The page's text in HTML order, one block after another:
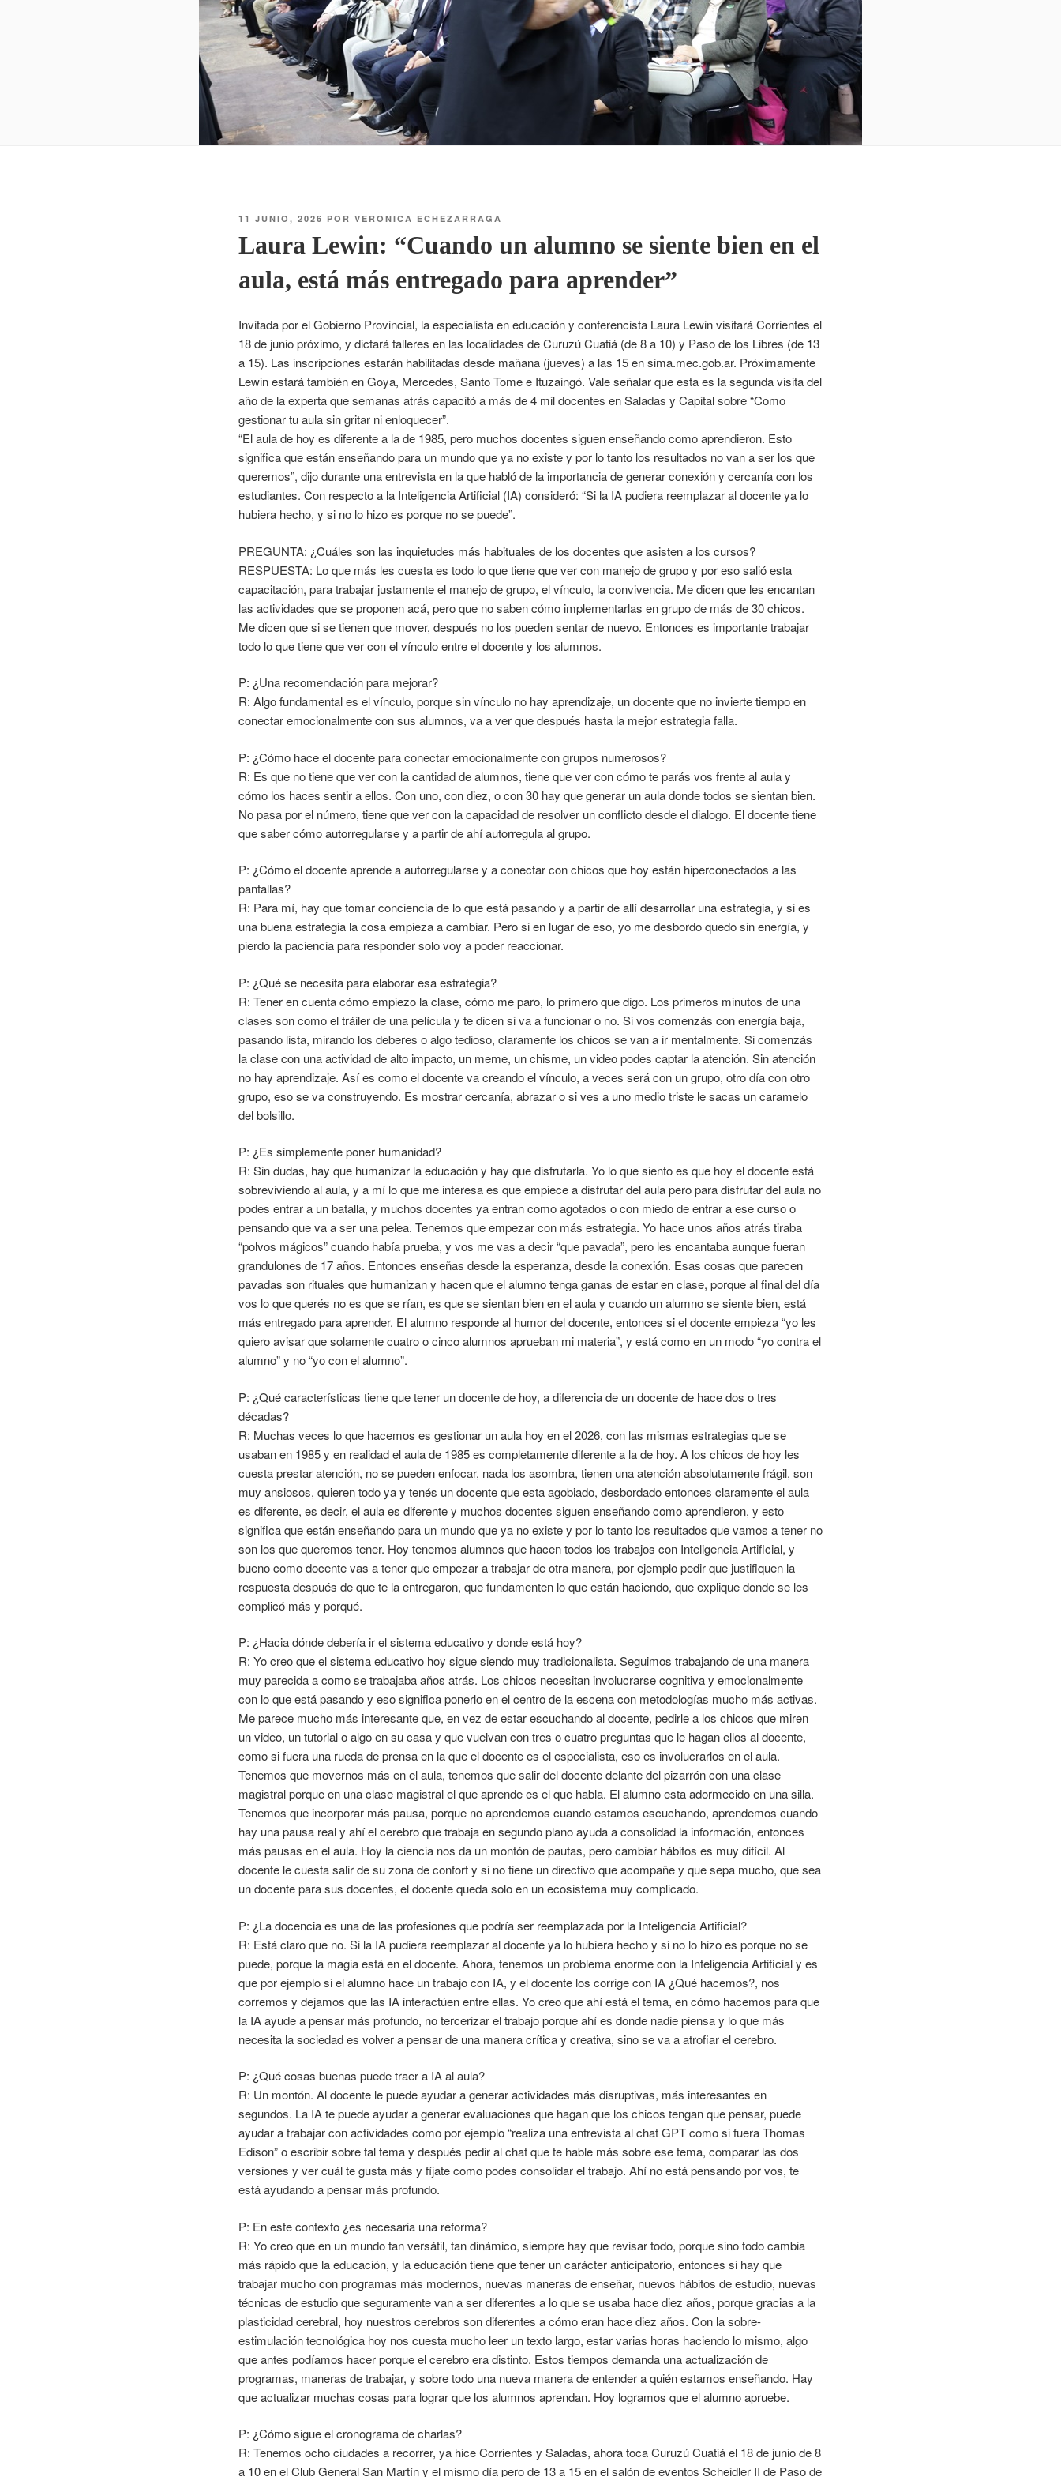
11 JUNIO, 2026 POR VERONICA ECHEZARRAGA
Laura Lewin: “Cuando un alumno se siente bien en el
aula, está más entregado para aprender”
Invitada por el Gobierno Provincial, la especialista en educación y conferencista Laura Lewin visitará Corrientes el
18 de junio próximo, y dictará talleres en las localidades de Curuzú Cuatiá (de 8 a 10) y Paso de los Libres (de 13
a 15). Las inscripciones estarán habilitadas desde mañana (jueves) a las 15 en sima.mec.gob.ar. Próximamente
Lewin estará también en Goya, Mercedes, Santo Tome e Ituzaingó. Vale señalar que esta es la segunda visita del
año de la experta que semanas atrás capacitó a más de 4 mil docentes en Saladas y Capital sobre “Como
gestionar tu aula sin gritar ni enloquecer”.
“El aula de hoy es diferente a la de 1985, pero muchos docentes siguen enseñando como aprendieron. Esto
significa que están enseñando para un mundo que ya no existe y por lo tanto los resultados no van a ser los que
queremos”, dijo durante una entrevista en la que habló de la importancia de generar conexión y cercanía con los
estudiantes. Con respecto a la Inteligencia Artificial (IA) consideró: “Si la IA pudiera reemplazar al docente ya lo
hubiera hecho, y si no lo hizo es porque no se puede”.
PREGUNTA: ¿Cuáles son las inquietudes más habituales de los docentes que asisten a los cursos?
RESPUESTA: Lo que más les cuesta es todo lo que tiene que ver con manejo de grupo y por eso salió esta
capacitación, para trabajar justamente el manejo de grupo, el vínculo, la convivencia. Me dicen que les encantan
las actividades que se proponen acá, pero que no saben cómo implementarlas en grupo de más de 30 chicos.
Me dicen que si se tienen que mover, después no los pueden sentar de nuevo. Entonces es importante trabajar
todo lo que tiene que ver con el vínculo entre el docente y los alumnos.
P: ¿Una recomendación para mejorar?
R: Algo fundamental es el vínculo, porque sin vínculo no hay aprendizaje, un docente que no invierte tiempo en
conectar emocionalmente con sus alumnos, va a ver que después hasta la mejor estrategia falla.
P: ¿Cómo hace el docente para conectar emocionalmente con grupos numerosos?
R: Es que no tiene que ver con la cantidad de alumnos, tiene que ver con cómo te parás vos frente al aula y
cómo los haces sentir a ellos. Con uno, con diez, o con 30 hay que generar un aula donde todos se sientan bien.
No pasa por el número, tiene que ver con la capacidad de resolver un conflicto desde el dialogo. El docente tiene
que saber cómo autorregularse y a partir de ahí autorregula al grupo.
P: ¿Cómo el docente aprende a autorregularse y a conectar con chicos que hoy están hiperconectados a las
pantallas?
R: Para mí, hay que tomar conciencia de lo que está pasando y a partir de allí desarrollar una estrategia, y si es
una buena estrategia la cosa empieza a cambiar. Pero si en lugar de eso, yo me desbordo quedo sin energía, y
pierdo la paciencia para responder solo voy a poder reaccionar.
P: ¿Qué se necesita para elaborar esa estrategia?
R: Tener en cuenta cómo empiezo la clase, cómo me paro, lo primero que digo. Los primeros minutos de una
clases son como el tráiler de una película y te dicen si va a funcionar o no. Si vos comenzás con energía baja,
pasando lista, mirando los deberes o algo tedioso, claramente los chicos se van a ir mentalmente. Si comenzás
la clase con una actividad de alto impacto, un meme, un chisme, un video podes captar la atención. Sin atención
no hay aprendizaje. Así es como el docente va creando el vínculo, a veces será con un grupo, otro día con otro
grupo, eso se va construyendo. Es mostrar cercanía, abrazar o si ves a uno medio triste le sacas un caramelo
del bolsillo.
P: ¿Es simplemente poner humanidad?
R: Sin dudas, hay que humanizar la educación y hay que disfrutarla. Yo lo que siento es que hoy el docente está
sobreviviendo al aula, y a mí lo que me interesa es que empiece a disfrutar del aula pero para disfrutar del aula no
podes entrar a un batalla, y muchos docentes ya entran como agotados o con miedo de entrar a ese curso o
pensando que va a ser una pelea. Tenemos que empezar con más estrategia. Yo hace unos años atrás tiraba
“polvos mágicos” cuando había prueba, y vos me vas a decir “que pavada”, pero les encantaba aunque fueran
grandulones de 17 años. Entonces enseñas desde la esperanza, desde la conexión. Esas cosas que parecen
pavadas son rituales que humanizan y hacen que el alumno tenga ganas de estar en clase, porque al final del día
vos lo que querés no es que se rían, es que se sientan bien en el aula y cuando un alumno se siente bien, está
más entregado para aprender. El alumno responde al humor del docente, entonces si el docente empieza “yo les
quiero avisar que solamente cuatro o cinco alumnos aprueban mi materia”, y está como en un modo “yo contra el
alumno” y no “yo con el alumno”.
P: ¿Qué características tiene que tener un docente de hoy, a diferencia de un docente de hace dos o tres
décadas?
R: Muchas veces lo que hacemos es gestionar un aula hoy en el 2026, con las mismas estrategias que se
usaban en 1985 y en realidad el aula de 1985 es completamente diferente a la de hoy. A los chicos de hoy les
cuesta prestar atención, no se pueden enfocar, nada los asombra, tienen una atención absolutamente frágil, son
muy ansiosos, quieren todo ya y tenés un docente que esta agobiado, desbordado entonces claramente el aula
es diferente, es decir, el aula es diferente y muchos docentes siguen enseñando como aprendieron, y esto
significa que están enseñando para un mundo que ya no existe y por lo tanto los resultados que vamos a tener no
son los que queremos tener. Hoy tenemos alumnos que hacen todos los trabajos con Inteligencia Artificial, y
bueno como docente vas a tener que empezar a trabajar de otra manera, por ejemplo pedir que justifiquen la
respuesta después de que te la entregaron, que fundamenten lo que están haciendo, que explique donde se les
complicó más y porqué.
P: ¿Hacia dónde debería ir el sistema educativo y donde está hoy?
R: Yo creo que el sistema educativo hoy sigue siendo muy tradicionalista. Seguimos trabajando de una manera
muy parecida a como se trabajaba años atrás. Los chicos necesitan involucrarse cognitiva y emocionalmente
con lo que está pasando y eso significa ponerlo en el centro de la escena con metodologías mucho más activas.
Me parece mucho más interesante que, en vez de estar escuchando al docente, pedirle a los chicos que miren
un video, un tutorial o algo en su casa y que vuelvan con tres o cuatro preguntas que le hagan ellos al docente,
como si fuera una rueda de prensa en la que el docente es el especialista, eso es involucrarlos en el aula.
Tenemos que movernos más en el aula, tenemos que salir del docente delante del pizarrón con una clase
magistral porque en una clase magistral el que aprende es el que habla. El alumno esta adormecido en una silla.
Tenemos que incorporar más pausa, porque no aprendemos cuando estamos escuchando, aprendemos cuando
hay una pausa real y ahí el cerebro que trabaja en segundo plano ayuda a consolidad la información, entonces
más pausas en el aula. Hoy la ciencia nos da un montón de pautas, pero cambiar hábitos es muy difícil. Al
docente le cuesta salir de su zona de confort y si no tiene un directivo que acompañe y que sepa mucho, que sea
un docente para sus docentes, el docente queda solo en un ecosistema muy complicado.
P: ¿La docencia es una de las profesiones que podría ser reemplazada por la Inteligencia Artificial?
R: Está claro que no. Si la IA pudiera reemplazar al docente ya lo hubiera hecho y si no lo hizo es porque no se
puede, porque la magia está en el docente. Ahora, tenemos un problema enorme con la Inteligencia Artificial y es
que por ejemplo si el alumno hace un trabajo con IA, y el docente los corrige con IA ¿Qué hacemos?, nos
corremos y dejamos que las IA interactúen entre ellas. Yo creo que ahí está el tema, en cómo hacemos para que
la IA ayude a pensar más profundo, no tercerizar el trabajo porque ahí es donde nadie piensa y lo que más
necesita la sociedad es volver a pensar de una manera crítica y creativa, sino se va a atrofiar el cerebro.
P: ¿Qué cosas buenas puede traer a IA al aula?
R: Un montón. Al docente le puede ayudar a generar actividades más disruptivas, más interesantes en
segundos. La IA te puede ayudar a generar evaluaciones que hagan que los chicos tengan que pensar, puede
ayudar a trabajar con actividades como por ejemplo “realiza una entrevista al chat GPT como si fuera Thomas
Edison” o escribir sobre tal tema y después pedir al chat que te hable más sobre ese tema, comparar las dos
versiones y ver cuál te gusta más y fíjate como podes consolidar el trabajo. Ahí no está pensando por vos, te
está ayudando a pensar más profundo.
P: En este contexto ¿es necesaria una reforma?
R: Yo creo que en un mundo tan versátil, tan dinámico, siempre hay que revisar todo, porque sino todo cambia
más rápido que la educación, y la educación tiene que tener un carácter anticipatorio, entonces si hay que
trabajar mucho con programas más modernos, nuevas maneras de enseñar, nuevos hábitos de estudio, nuevas
técnicas de estudio que seguramente van a ser diferentes a lo que se usaba hace diez años, porque gracias a la
plasticidad cerebral, hoy nuestros cerebros son diferentes a cómo eran hace diez años. Con la sobre-
estimulación tecnológica hoy nos cuesta mucho leer un texto largo, estar varias horas haciendo lo mismo, algo
que antes podíamos hacer porque el cerebro era distinto. Estos tiempos demanda una actualización de
programas, maneras de trabajar, y sobre todo una nueva manera de entender a quién estamos enseñando. Hay
que actualizar muchas cosas para lograr que los alumnos aprendan. Hoy logramos que el alumno apruebe.
P: ¿Cómo sigue el cronograma de charlas?
R: Tenemos ocho ciudades a recorrer, ya hice Corrientes y Saladas, ahora toca Curuzú Cuatiá el 18 de junio de 8
a 10 en el Club General San Martín y el mismo día pero de 13 a 15 en el salón de eventos Scheidler II de Paso de